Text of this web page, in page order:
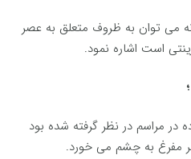
می توان به ظروف متعلق به عصر
است اشاره نمود.
در مراسم در نظر گرفته شده بود
مفرغ به چشم می خورد.